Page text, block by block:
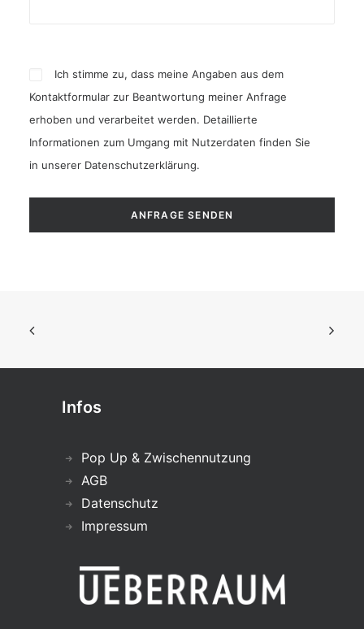
Ich stimme zu, dass meine Angaben aus dem
Kontaktformular zur Beantwortung meiner Anfrage
erhoben und verarbeitet werden. Detaillierte
Informationen zum Umgang mit Nutzerdaten finden Sie
in unserer Datenschutzerklärung.
Infos
Pop Up & Zwischennutzung
AGB
Datenschutz
Impressum